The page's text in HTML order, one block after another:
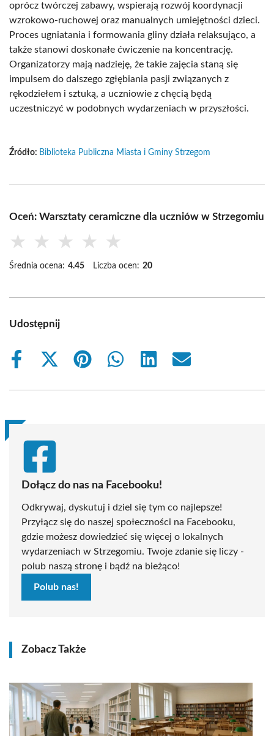
oprócz twórczej zabawy, wspierają rozwój koordynacji
wzrokowo-ruchowej oraz manualnych umiejętności dzieci.
Proces ugniatania i formowania gliny działa relaksująco, a
także stanowi doskonałe ćwiczenie na koncentrację.
Organizatorzy mają nadzieję, że takie zajęcia staną się
impulsem do dalszego zgłębiania pasji związanych z
rękodziełem i sztuką, a uczniowie z chęcią będą
uczestniczyć w podobnych wydarzeniach w przyszłości.
Źródło: Biblioteka Publiczna Miasta i Gminy Strzegom
Oceń: Warsztaty ceramiczne dla uczniów w Strzegomiu
★ ★ ★ ★ ★
Średnia ocena: 4.45 Liczba ocen: 20
Udostępnij
Share
Share
(Twitter)
Share
Share
Share
Share
Dołącz do nas na Facebooku!
Odkrywaj, dyskutuj i dziel się tym co najlepsze!
Przyłącz się do naszej społeczności na Facebooku,
gdzie możesz dowiedzieć się więcej o lokalnych
wydarzeniach w Strzegomiu. Twoje zdanie się liczy -
polub naszą stronę i bądź na bieżąco!
Polub nas!
Zobacz Także